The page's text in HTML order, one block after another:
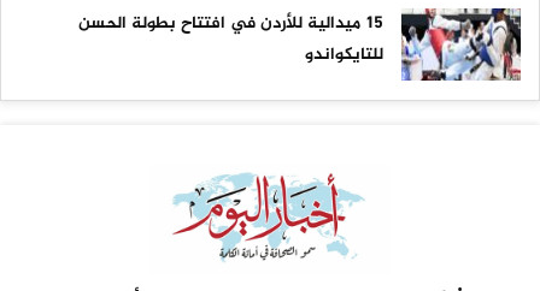
15 ميدالية للأردن في افتتاح بطولة الحسن
للتايكواندو